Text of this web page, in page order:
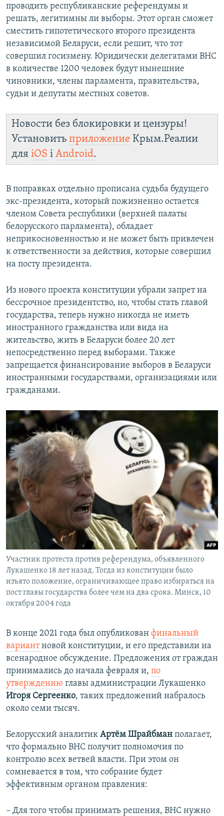
проводить республиканские референдумы и
решать, легитимны ли выборы. Этот орган сможет
сместить гипотетического второго президента
независимой Беларуси, если решит, что тот
совершил госизмену. Юридически делегатами ВНС
в количестве 1200 человек будут нынешние
чиновники, члены парламента, правительства,
судьи и депутаты местных советов.
Новости без блокировки и цензуры!
Установить приложение Крым.Реалии
для iOS і Android.
В поправках отдельно прописана судьба будущего
экс-президента, который пожизненно остается
членом Совета республики (верхней палаты
белорусского парламента), обладает
неприкосновенностью и не может быть привлечен
к ответственности за действия, которые совершил
на посту президента.
Из нового проекта конституции убрали запрет на
бессрочное президентство, но, чтобы стать главой
государства, теперь нужно никогда не иметь
иностранного гражданства или вида на
жительство, жить в Беларуси более 20 лет
непосредственно перед выборами. Также
запрещается финансирование выборов в Беларуси
иностранными государствами, организациями или
гражданами.
Участник протеста против референдума, объявленного
Лукашенко 18 лет назад. Тогда из конституции было
изъято положение, ограничивающее право избираться на
пост главы государства более чем на два срока. Минск, 10
октября 2004 года
В конце 2021 года был опубликован финальный
вариантновой конституции, и его представили на
всенародное обсуждение. Предложения от граждан
принимались до начала февраля и, по
утверждению главы администрации Лукашенко
Игоря Сергеенко, таких предложений набралось
около семи тысяч.
Белорусский аналитик Артём Шрайбман полагает,
что формально ВНС получит полномочия по
контролю всех ветвей власти. При этом он
сомневается в том, что собрание будет
эффективным органом правления:
– Для того чтобы принимать решения, ВНС нужно